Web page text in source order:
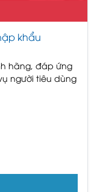
khẩu
hãng, đáp ứng
người tiêu dùng